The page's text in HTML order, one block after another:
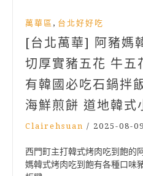
萬華區 , 台北好好吃
[台北萬華] 阿豬媽
切厚實豬五花 牛五
有韓國必吃石鍋拌
海鮮煎餅 道地韓式
Clairehsuan / 2025-08-09
西門町主打韓式烤肉吃到飽的
媽韓式烤肉吃到飽有各種口味